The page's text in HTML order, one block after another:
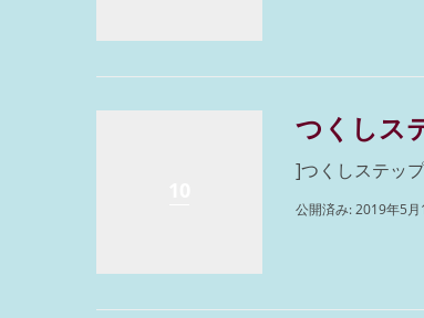
つくしス
]つくしステッ
公開済み: 2019年5月